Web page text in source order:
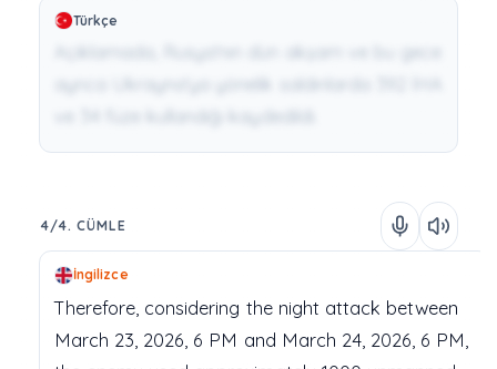
Türkçe
4/4. CÜMLE
İngilizce
Therefore, considering the night attack between
March 23, 2026, 6 PM and March 24, 2026, 6 PM,